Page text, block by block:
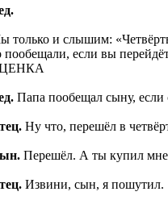
только и слышим:
пообещали, если вы
Папа пообещал сыну, если
Ну что, перешёл в
Перешёл. А ты купил мне
Извини, сын, я пошутил.